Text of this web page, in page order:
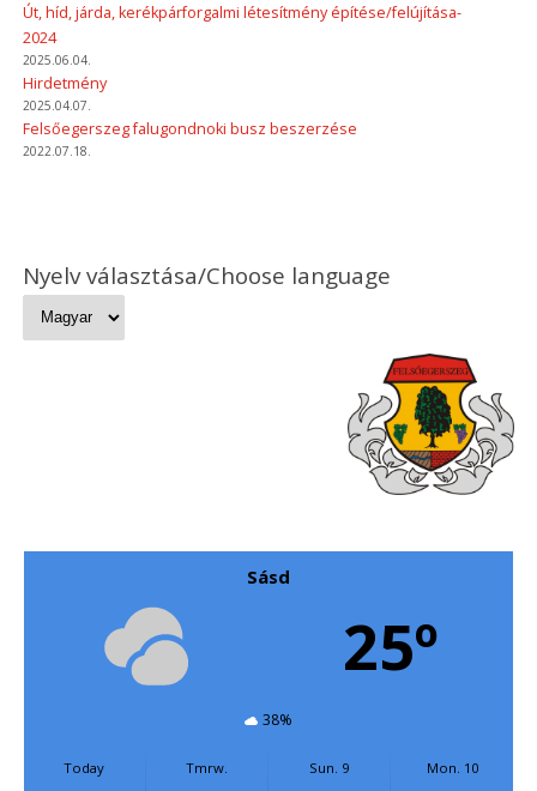
Út, híd, járda, kerékpárforgalmi létesítmény építése/felújítása-
2024
2025.06.04.
Hirdetmény
2025.04.07.
Felsőegerszeg falugondnoki busz beszerzése
2022.07.18.
Nyelv választása/Choose language
Sásd
25º
38%
Today
Tmrw.
Sun. 9
Mon. 10